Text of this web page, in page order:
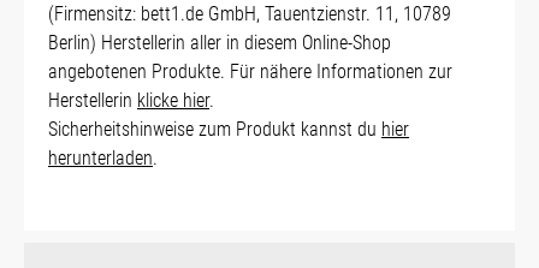
(Firmensitz: bett1.de GmbH, Tauentzienstr. 11, 10789
Berlin) Herstellerin aller in diesem Online-Shop
angebotenen Produkte. Für nähere Informationen zur
Herstellerin klicke hier.
Sicherheitshinweise zum Produkt kannst du hier
herunterladen.